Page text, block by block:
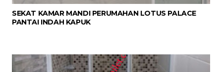
SEKAT KAMAR MANDI PERUMAHAN LOTUS PALACE
PANTAI INDAH KAPUK